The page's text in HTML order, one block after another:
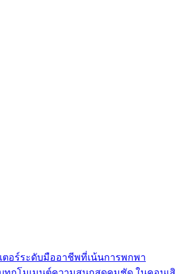
เตอร์ระดับมืออาชีพที่เน้นการพกพา